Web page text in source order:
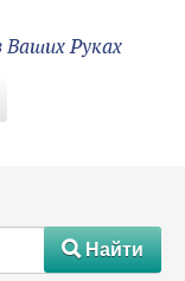
Ваших Руках
#Найти